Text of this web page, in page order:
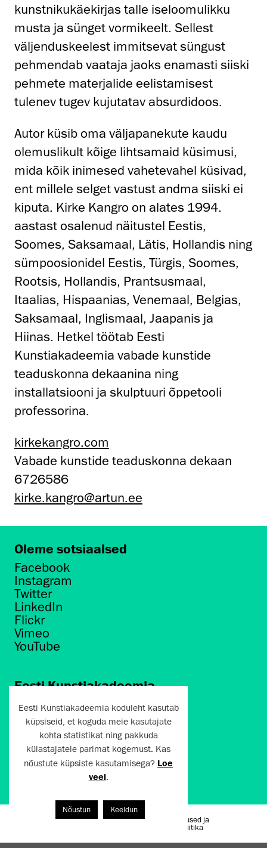
kunstnikukäekirjas talle iseloomulikku
musta ja sünget vormikeelt. Sellest
väljenduskeelest immitsevat süngust
pehmendab vaataja jaoks enamasti siiski
pehmete materjalide eelistamisest
tulenev tugev kujutatav absurdidoos.
Autor küsib oma väljapanekute kaudu
olemuslikult kõige lihtsamaid küsimusi,
mida kõik inimesed vahetevahel küsivad,
ent millele selget vastust andma siiski ei
kiputa. Kirke Kangro on alates 1994.
aastast osalenud näitustel Eestis,
Soomes, Saksamaal, Lätis, Hollandis ning
sümpoosionidel Eestis, Türgis, Soomes,
Rootsis, Hollandis, Prantsusmaal,
Itaalias, Hispaanias, Venemaal, Belgias,
Saksamaal, Inglismaal, Jaapanis ja
Hiinas. Hetkel töötab Eesti
Kunstiakadeemia vabade kunstide
teaduskonna dekaanina ning
installatsiooni ja skulptuuri õppetooli
professorina.
kirkekangro.com
Vabade kunstide teaduskonna dekaan
6726586
kirke.kangro@artun.ee
Oleme sotsiaalsed
Facebook
Instagram
Twitter
LinkedIn
Flickr
Vimeo
YouTube
Eesti Kunstiakadeemia
Põhja puiestee 7
Tallinn 10412
artun@artun.ee
+372 6267301
Liitu uudiskirjaga!
Kasutustingimused ja
privaatsuspoliitika
Eesti Kunstiakadeemia koduleht kasutab
küpsiseid, et koguda meie kasutajate
kohta statistikat ning pakkuda
külastajatele parimat kogemust. Kas
nõustute küpsiste kasutamisega? Loe
veel.
Nõustun Keeldun